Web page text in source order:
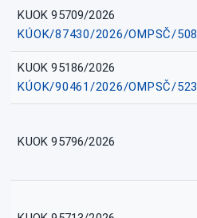
KUOK 95709/2026
KÚOK/87430/2026/OMPSČ/508
KUOK 95186/2026
KÚOK/90461/2026/OMPSČ/523
KUOK 95796/2026